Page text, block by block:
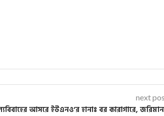
next
আসরে ইউএনও’র হানাঃ বর কারাগারে,